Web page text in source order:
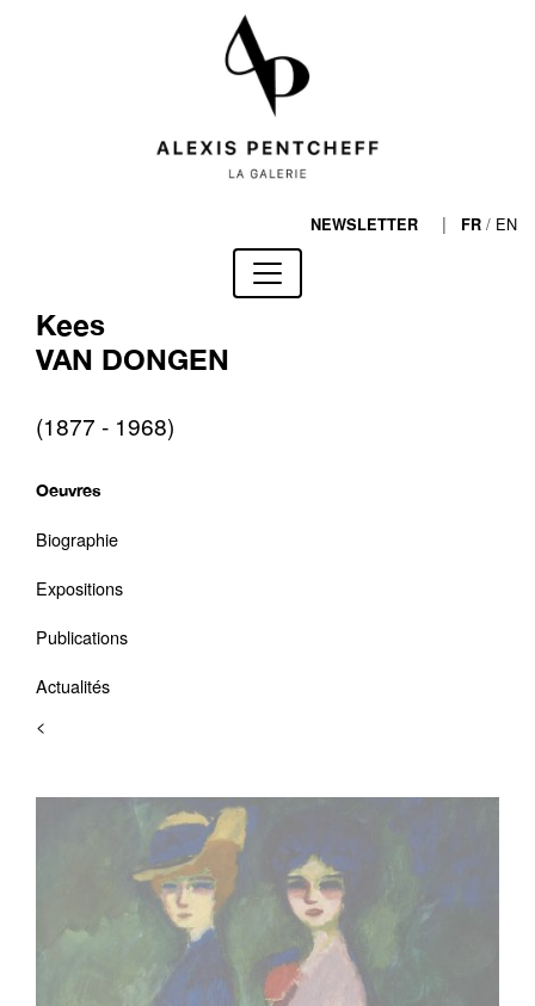
NEWSLETTER | FR / EN
Kees
VAN DONGEN
(1877 - 1968)
Oeuvres
Biographie
Expositions
Publications
Actualités
<